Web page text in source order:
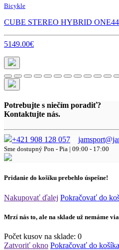
Bicykle
CUBE STEREO HYBRID
5149.00€
Potrebujte s niečím poradiť?
Kontaktujte nás.
+421 908 128 057
Sme dostupný Pon - Pia | 09:00 - 17:00
Pridanie do košíku prebehlo úspešne!
Nakupovať ďalej Pokračovať do
Mrzí nás to, ale na sklade už nemáme
Počet kusov na sklade: 0
Zatvoriť okno Pokračovať do košíka